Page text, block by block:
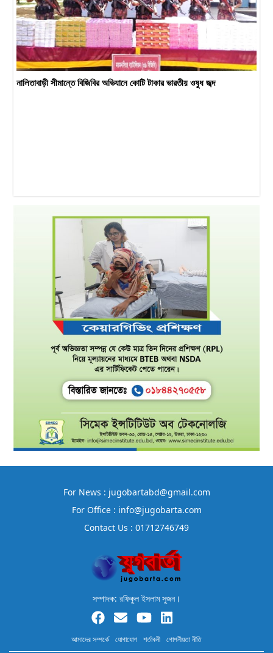
নালিতাবাড়ী সীমান্তে বিজিবির অভিযানে কোটি টাকার ভারতীয় ওষুধ জব্দ
For News : jugobartabd@gmail.com
For Office : info@jugobarta.com
Contact Us : 01712746749
সম্পাদক: রফিকুল ইসলাম সুজন।
আমাদের সম্পর্কে যোগাযোগ শর্তাবলী গোপনীয়তা নীতি